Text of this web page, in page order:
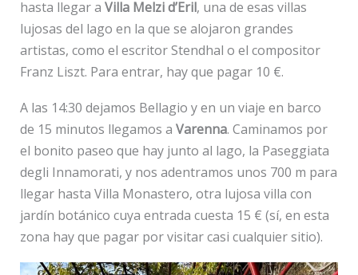
hasta llegar a Villa Melzi d’Eril, una de esas villas
lujosas del lago en la que se alojaron grandes
artistas, como el escritor Stendhal o el compositor
Franz Liszt. Para entrar, hay que pagar 10 €.
A las 14:30 dejamos Bellagio y en un viaje en barco
de 15 minutos llegamos a Varenna. Caminamos por
el bonito paseo que hay junto al lago, la Paseggiata
degli Innamorati, y nos adentramos unos 700 m para
llegar hasta Villa Monastero, otra lujosa villa con
jardín botánico cuya entrada cuesta 15 € (sí, en esta
zona hay que pagar por visitar casi cualquier sitio).